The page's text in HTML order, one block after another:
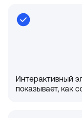
Интерактивный
показывает, как